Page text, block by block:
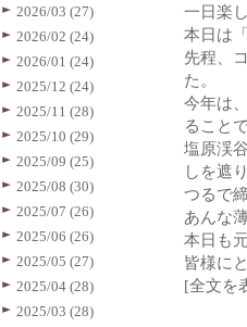
一日楽
本日は
先程、
た。
今年は
ること
塩原渓
しを遮り
つるで
あんな
本日も
皆様に
[全文を
2026/03 (27)
2026/02 (24)
2026/01 (24)
2025/12 (24)
2025/11 (28)
2025/10 (29)
2025/09 (25)
2025/08 (30)
2025/07 (26)
2025/06 (26)
2025/05 (27)
2025/04 (28)
2025/03 (28)